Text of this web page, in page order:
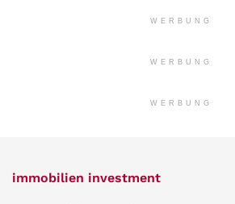
WERBUNG
WERBUNG
WERBUNG
immobilien investment